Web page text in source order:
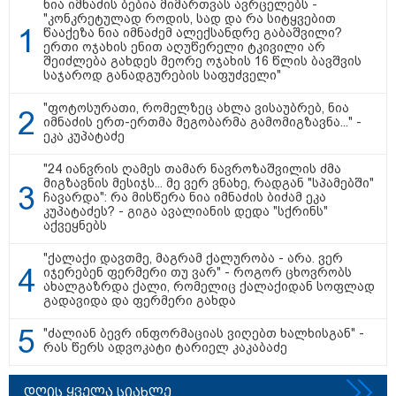
თბილისი - ჰერაკლიონი 1342.80
ლარიდან
ლარიდან
თბილისი - რომი 1226.70 ლარიდან
ნია იმნაძის ბებია მიმართვას ავრცელებს -
"კონკრეტულად როდის, სად და რა სიტყვებით
წააქეზა ნია იმნაძემ ალექსანდრე გაბაშვილი?
ერთი ოჯახის ენით აღუწერელი ტკივილი არ
შეიძლება გახდეს მეორე ოჯახის 16 წლის ბავშვის
საჯაროდ განადგურების საფუძველი"
"ფოტოსურათი, რომელზეც ახლა ვისაუბრებ, ნია
იმნაძის ერთ-ერთმა მეგობარმა გამომიგზავნა..." -
ეკა კუპატაძე
"24 იანვრის ღამეს თამარ ნავროზაშვილის ძმა
მიგზავნის მესიჯს... მე ვერ ვნახე, რადგან "სპამებში"
ჩავარდა": რა მისწერა ნია იმნაძის ბიძამ ეკა
კუპატაძეს? - გიგა ავალიანის დედა "სქრინს"
აქვეყნებს
"ქალაქი დავთმე, მაგრამ ქალურობა - არა. ვერ
იჯერებენ ფერმერი თუ ვარ" - როგორ ცხოვრობს
ახალგაზრდა ქალი, რომელიც ქალაქიდან სოფლად
გადავიდა და ფერმერი გახდა
"ძალიან ბევრ ინფორმაციას ვიღებთ ხალხისგან" -
რას წერს ადვოკატი ტარიელ კაკაბაძე
დღის ყველა სიახლე